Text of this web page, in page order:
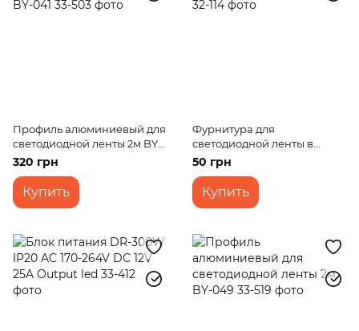
Профиль алюминиевый для
светодиодной ленты 2м BY-
041
320 грн
Купить
Фурнитура для
светодиодной ленты в
силиконе BY-028/60 CLIP
50 грн
Купить